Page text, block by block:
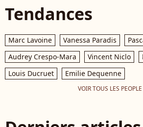
Tendances
Marc Lavoine Vanessa Paradis
Audrey Crespo-Mara
Vincent Niclo
Louis Ducruet
Emilie Dequenne
VOIR TOUS LES PEOPLE